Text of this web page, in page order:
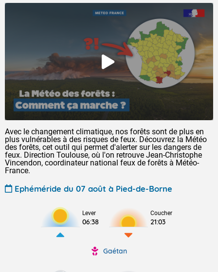
Avec le changement climatique, nos forêts sont de plus en
plus vulnérables à des risques de feux. Découvrez la Météo
des forêts, cet outil qui permet d'alerter sur les dangers de
feux. Direction Toulouse, où l'on retrouve Jean-Christophe
Vincendon, coordinateur national feux de forêts à Météo-
France.
Ephéméride du 07 août à Pied-de-Borne
Lever
06:38
Coucher
21:03
Gaétan